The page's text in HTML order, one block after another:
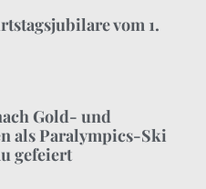
vom 1.
Gold- und
als Paralympics-Ski
gefeiert